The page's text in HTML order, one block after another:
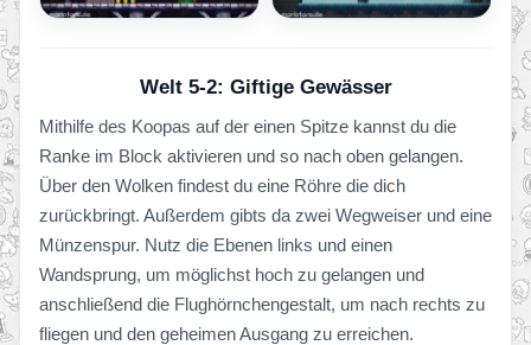
Welt 5-2: Giftige Gewässer
Mithilfe des Koopas auf der einen Spitze kannst du die
Ranke im Block aktivieren und so nach oben gelangen.
Über den Wolken findest du eine Röhre die dich
zurückbringt. Außerdem gibts da zwei Wegweiser und eine
Münzenspur. Nutz die Ebenen links und einen
Wandsprung, um möglichst hoch zu gelangen und
anschließend die Flughörnchengestalt, um nach rechts zu
fliegen und den geheimen Ausgang zu erreichen.